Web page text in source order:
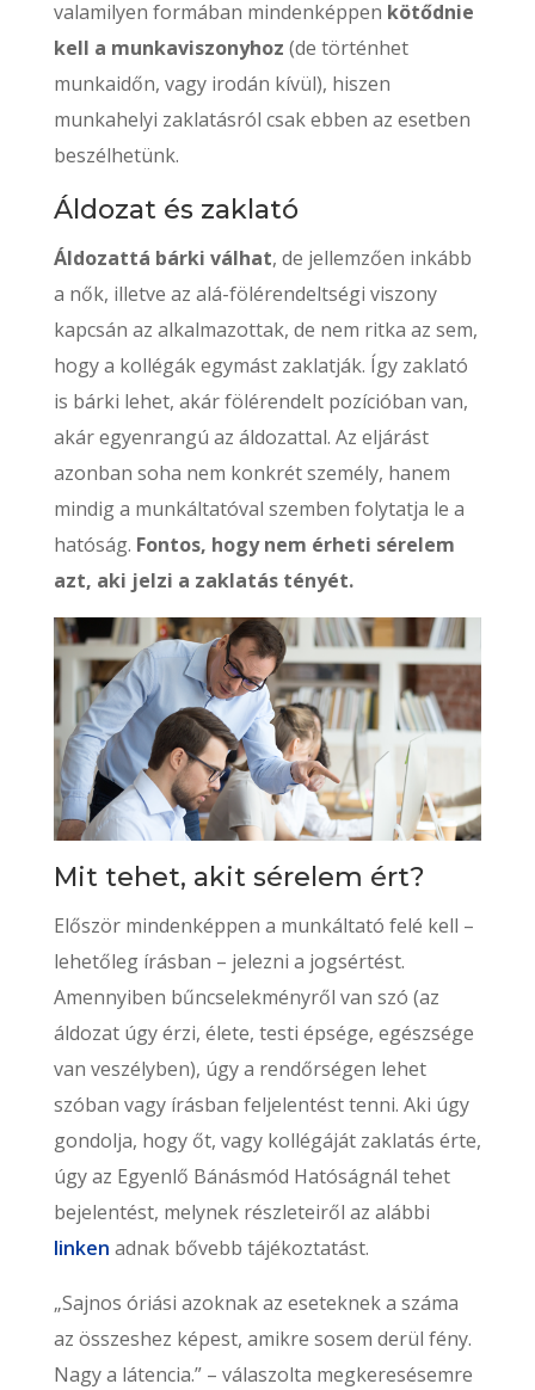
valamilyen formában mindenképpen kötődnie
kell a munkaviszonyhoz (de történhet
munkaidőn, vagy irodán kívül), hiszen
munkahelyi zaklatásról csak ebben az esetben
beszélhetünk.
Áldozat és zaklató
Áldozattá bárki válhat, de jellemzően inkább
a nők, illetve az alá-fölérendeltségi viszony
kapcsán az alkalmazottak, de nem ritka az sem,
hogy a kollégák egymást zaklatják. Így zaklató
is bárki lehet, akár fölérendelt pozícióban van,
akár egyenrangú az áldozattal. Az eljárást
azonban soha nem konkrét személy, hanem
mindig a munkáltatóval szemben folytatja le a
hatóság. Fontos, hogy nem érheti sérelem
azt, aki jelzi a zaklatás tényét.
Mit tehet, akit sérelem ért?
Először mindenképpen a munkáltató felé kell –
lehetőleg írásban – jelezni a jogsértést.
Amennyiben bűncselekményről van szó (az
áldozat úgy érzi, élete, testi épsége, egészsége
van veszélyben), úgy a rendőrségen lehet
szóban vagy írásban feljelentést tenni. Aki úgy
gondolja, hogy őt, vagy kollégáját zaklatás érte,
úgy az Egyenlő Bánásmód Hatóságnál tehet
bejelentést, melynek részleteiről az alábbi
linken adnak bővebb tájékoztatást.
„Sajnos óriási azoknak az eseteknek a száma
az összeshez képest, amikre sosem derül fény.
Nagy a látencia.” – válaszolta megkeresésemre